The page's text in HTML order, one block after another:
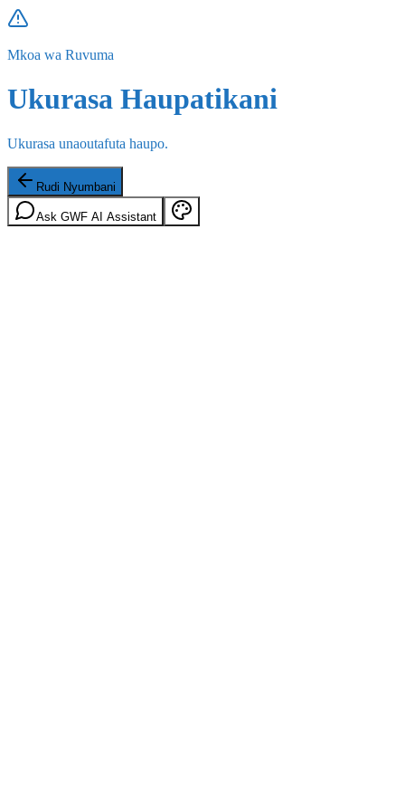
Mkoa wa Ruvuma
Ukurasa Haupatikani
Ukurasa unaoutafuta haupo.
Rudi Nyumbani
Ask GWF AI Assistant